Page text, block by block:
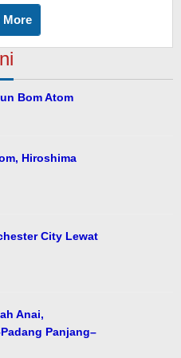
More
Bom Atom
Hiroshima
City Lewat
Anai,
Panjang–